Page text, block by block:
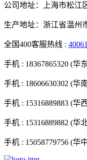
公司地址：上海市松江
生产地址：浙江省温州
全国400客服热线 :
手机 : 18367865320 (华
手机 : 18606630302 (华
手机 : 15316889883 (华
手机 : 15316889882 (华
手机 : 15058779756 (华